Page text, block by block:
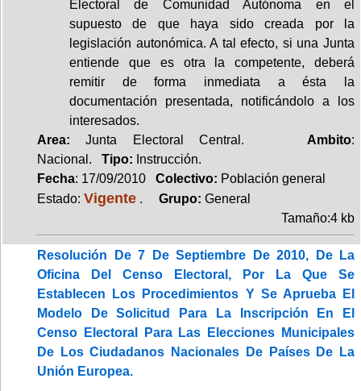
Electoral de Comunidad Autónoma en el
supuesto de que haya sido creada por la
legislación autonómica. A tal efecto, si una Junta
entiende que es otra la competente, deberá
remitir de forma inmediata a ésta la
documentación presentada, notificándolo a los
interesados.
Area: Junta Electoral Central. Ambito:
Nacional. Tipo: Instrucción.
Fecha: 17/09/2010 Colectivo: Población general
Estado: Vigente . Grupo: General
Tamaño:4 kb
Resolución De 7 De Septiembre De 2010, De La
Oficina Del Censo Electoral, Por La Que Se
Establecen Los Procedimientos Y Se Aprueba El
Modelo De Solicitud Para La Inscripción En El
Censo Electoral Para Las Elecciones Municipales
De Los Ciudadanos Nacionales De Países De La
Unión Europea.